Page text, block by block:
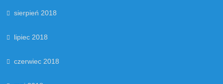
sierpień 2018
lipiec 2018
czerwiec 2018